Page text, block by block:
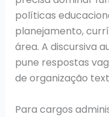
políticas
planejamento,
área. A discursiva
pune respostas
de organização
Para cargos